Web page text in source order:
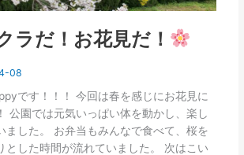
ラだ！お花見だ！
08
です！！！ 今回は春を感じにお花見に
公園では元気いっぱい体を動かし、楽し
ました。 お弁当もみんなで食べて、桜を
とした時間が流れていました。 次はこい